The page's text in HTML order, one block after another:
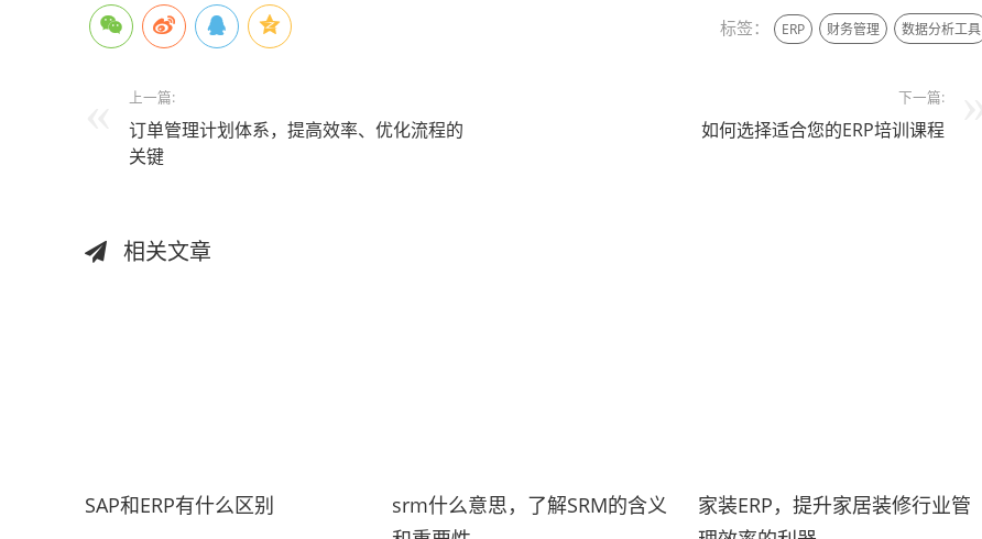
标签： ERP 财务管理 数据分析工具
上一篇:
订单管理计划体系，提高效率、优化流程的
关键
下一篇:
如何选择适合您的ERP培训课程
相关文章
SAP和ERP有什么区别
srm什么意思，了解SRM的含义
家装ERP，提升家居装修行业管